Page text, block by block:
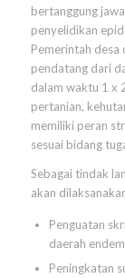
bertanggung
penyelidikan
Pemerintah desa
pendatang dari
dalam waktu 1 x
pertanian,
memiliki peran
sesuai bidang
Sebagai tindak
akan
Penguatan
daerah
Peningkatan